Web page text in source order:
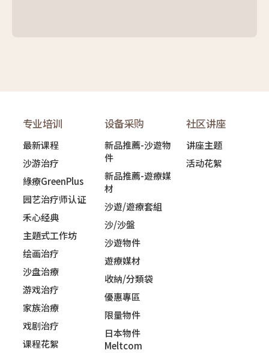
专业培训
最新课程
沙游治疗
綠療GreenPlus
园艺治疗师认证
禾心经典
主題式工作坊
绘画治疗
沙盘治療
游戏治疗
家族治療
戏剧治疗
课程花絮
设备采购
新品推薦-沙遊物
件
新品推薦-遊療媒
材
沙遊/遊療套組
沙/沙盤
沙遊物件
遊療媒材
收納/分類袋
優惠專區
限量物件
日本物件
Meltcom
社区讲座
讲座主题
活动花絮